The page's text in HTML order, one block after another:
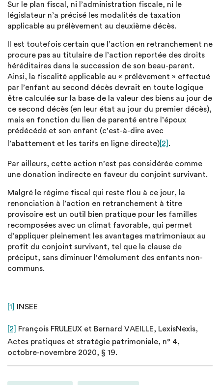
Sur le plan fiscal, ni l’administration fiscale, ni le
législateur n’a précisé les modalités de taxation
applicable au prélèvement au deuxième décès.
Il est toutefois certain que l’action en retranchement ne
procure pas au titulaire de l’action reportée des droits
héréditaires dans la succession de son beau-parent.
Ainsi, la fiscalité applicable au « prélèvement » effectué
par l’enfant au second décès devrait en toute logique
être calculée sur la base de la valeur des biens au jour de
ce second décès (en leur état au jour du premier décès),
mais en fonction du lien de parenté entre l’époux
prédécédé et son enfant (c’est-à-dire avec
l’abattement et les tarifs en ligne directe) [2] .
Par ailleurs, cette action n’est pas considérée comme
une donation indirecte en faveur du conjoint survivant.
Malgré le régime fiscal qui reste flou à ce jour, la
renonciation à l’action en retranchement à titre
provisoire est un outil bien pratique pour les familles
recomposées avec un climat favorable, qui permet
d’appliquer pleinement les avantages matrimoniaux au
profit du conjoint survivant, tel que la clause de
préciput, sans diminuer l’émolument des enfants non-
communs.
[1] INSEE
[2]
François FRULEUX et Bernard VAEILLE, LexisNexis,
Actes pratiques et stratégie patrimoniale, n° 4,
octobre-novembre 2020, § 19.